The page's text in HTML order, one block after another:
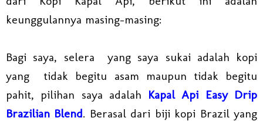
keunggulannya masing-masing:
Bagi saya, selera yang saya sukai adalah kopi
yang tidak begitu asam maupun tidak begitu
pahit, pilihan saya adalah Kapal Api Easy Drip
Brazilian Blend. Berasal dari biji kopi Brazil yang